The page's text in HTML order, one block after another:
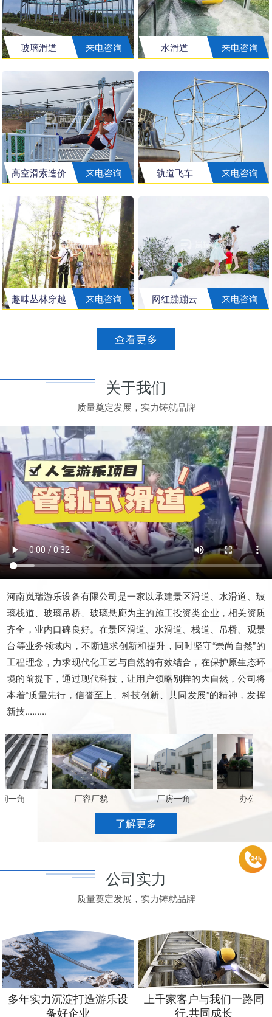
玻璃滑道 来电咨询 水滑道 来电咨询
高空滑索造价 来电咨询 轨道飞车 来电咨询
趣味丛林穿越 来电咨询 网红蹦蹦云 来电咨询
查看更多
关于我们
质量奠定发展，实力铸就品牌
河南岚瑞游乐设备有限公司是一家以承建景区滑道、水滑道、玻
璃栈道、玻璃吊桥、玻璃悬廊为主的施工投资类企业，相关资质
齐全，业内口碑良好。在景区滑道、水滑道、栈道、吊桥、观景
台等业务领域内，不断追求创新和提升，同时坚守“崇尚自然”的
工程理念，力求现代化工艺与自然的有效结合，在保护原生态环
境的前提下，通过现代科技，让用户领略别样的大自然，公司将
本着“质量先行，信誉至上、科技创新、共同发展”的精神，发挥
新技.........
角 厂容厂貌 厂房一角 办公场景
了解更多
公司实力
质量奠定发展，实力铸就品牌
多年实力沉淀打造游乐设
备好企业
上千家客户与我们一路同
行,共同成长